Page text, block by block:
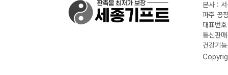
본사 :
파주 공
대표번
통신판
건강기